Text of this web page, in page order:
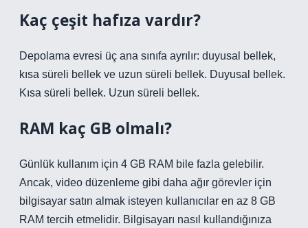
Kaç çeşit hafıza vardır?
Depolama evresi üç ana sınıfa ayrılır: duyusal bellek,
kısa süreli bellek ve uzun süreli bellek. Duyusal bellek.
Kısa süreli bellek. Uzun süreli bellek.
RAM kaç GB olmalı?
Günlük kullanım için 4 GB RAM bile fazla gelebilir.
Ancak, video düzenleme gibi daha ağır görevler için
bilgisayar satın almak isteyen kullanıcılar en az 8 GB
RAM tercih etmelidir. Bilgisayarı nasıl kullandığınıza